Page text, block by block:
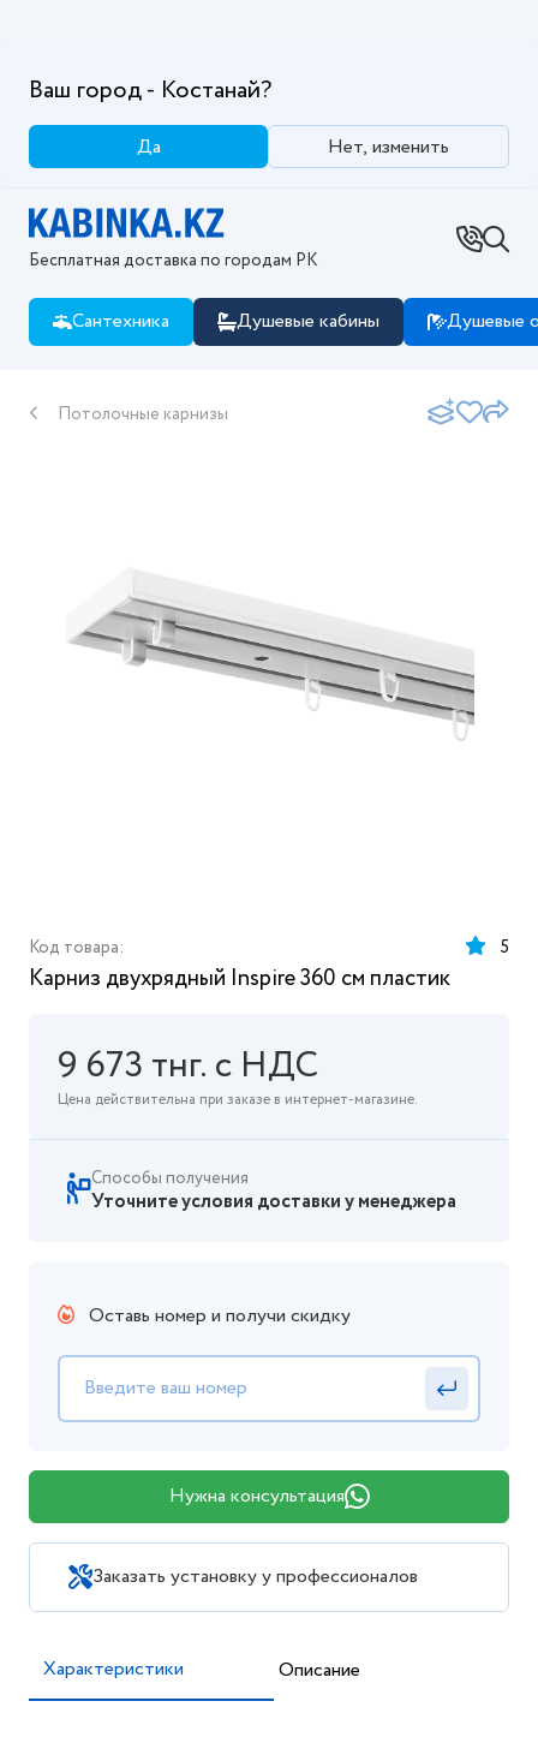
Ваш город - Костанай?
Да Нет, изменить
Бесплатная доставка по городам РК
Сантехника Душевые кабины Душевые
Потолочные карнизы
Код товара: 5
Карниз двухрядный Inspire 360 см пластик
9 673 тнг. с НДС
Цена действительна при заказе в интернет-магазине.
Способы получения
Уточните условия доставки у менеджера
Оставь номер и получи скидку
Нужна консультация
Заказать установку у профессионалов
Характеристики Описание